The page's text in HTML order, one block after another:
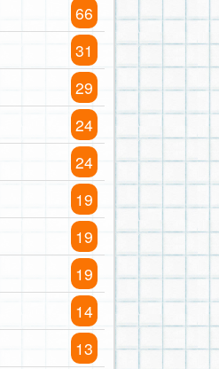
66
31
29
24
24
19
19
19
14
13